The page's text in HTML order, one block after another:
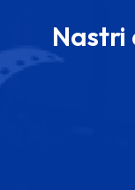
Nastri